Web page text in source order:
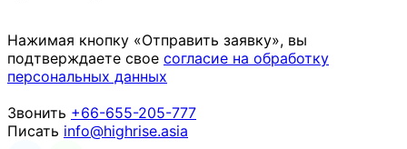
Нажимая кнопку «Отправить заявку», вы
подтверждаете свое согласие на обработку
персональных данных
Звонить +66-655-205-777
Писать info@highrise.asia